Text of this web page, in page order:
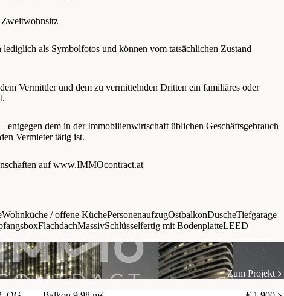
Zweitwohnsitz
als Symbolfotos und können vom tatsächlichen Zustand
Vermittler und dem zu vermittelnden Dritten ein familiäres oder
entgegen dem in der Immobilienwirtschaft üblichen Geschäftsgebrauch
Vermieter tätig ist.
aufwww.IMMOcontract.at
Wohnküche / offene KüchePersonenaufzugOstbalkonDuscheTiefgarage
FlachdachMassivSchlüsselfertig mit BodenplatteLEED
Zum Projekt